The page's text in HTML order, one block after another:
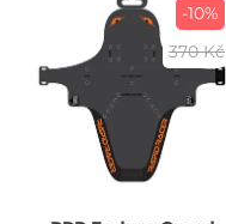
-10%
370 Kč